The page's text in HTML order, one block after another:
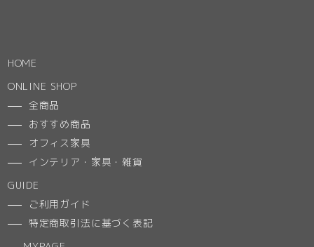
HOME
ONLINE SHOP
全商品
おすすめ商品
オフィス家具
インテリア・家具・雑貨
GUIDE
ご利用ガイド
特定商取引法に基づく表記